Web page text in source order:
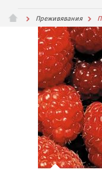
Преживявания